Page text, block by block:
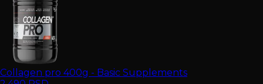
Collagen pro 400g - Basic Supplements